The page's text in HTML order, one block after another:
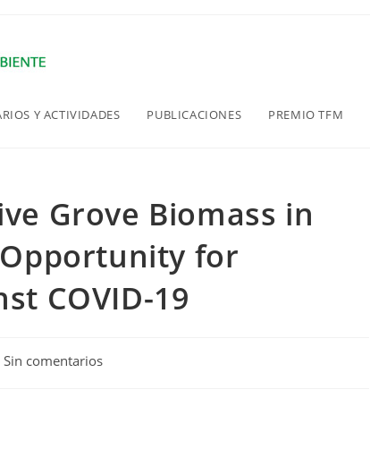
Y ACTIVIDADES PUBLICACIONES PREMIO TFM
Grove Biomass in
for
COVID-19
Sin comentarios